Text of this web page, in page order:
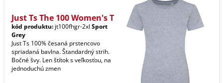
Just Ts The 100 Women's T
kód produktu: jt100fhgr-2xl Sport
Grey
Just Ts 100% česaná prstencovo
spriadaná bavlna. Štandardný strih.
Bočné švy. Len štítok s veľkosťou, na
jednoduchú zmen